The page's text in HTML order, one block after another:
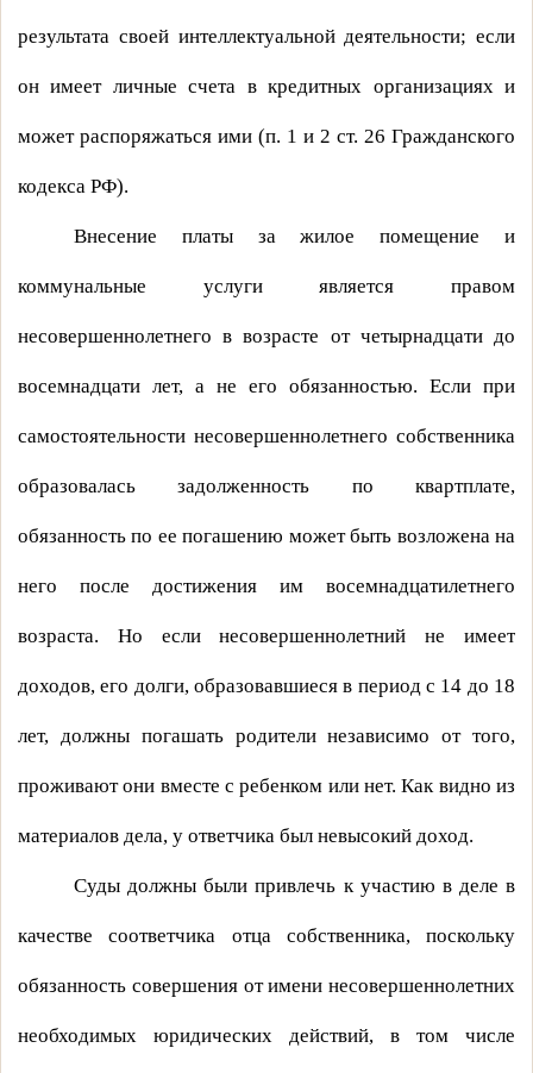
результата своей интеллектуальной деятельности; если
он имеет личные счета в кредитных организациях и
может распоряжаться ими (п. 1 и 2 ст. 26 Гражданского
кодекса РФ).
Внесение платы за жилое помещение и
коммунальные услуги является правом
несовершеннолетнего в возрасте от четырнадцати до
восемнадцати лет, а не его обязанностью. Если при
самостоятельности несовершеннолетнего собственника
образовалась задолженность по квартплате,
обязанность по ее погашению может быть возложена на
него после достижения им восемнадцатилетнего
возраста. Но если несовершеннолетний не имеет
доходов, его долги, образовавшиеся в период с 14 до 18
лет, должны погашать родители независимо от того,
проживают они вместе с ребенком или нет. Как видно из
материалов дела, у ответчика был невысокий доход.
Суды должны были привлечь к участию в деле в
качестве соответчика отца собственника, поскольку
обязанность совершения от имени несовершеннолетних
необходимых юридических действий, в том числе